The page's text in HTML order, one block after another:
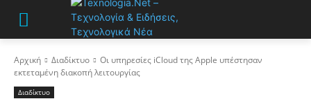
Αρχική Διαδίκτυο
Οι υπηρεσίες iCloud της Apple υπέστησαν
εκτεταμένη διακοπή λειτουργίας
Διαδίκτυο